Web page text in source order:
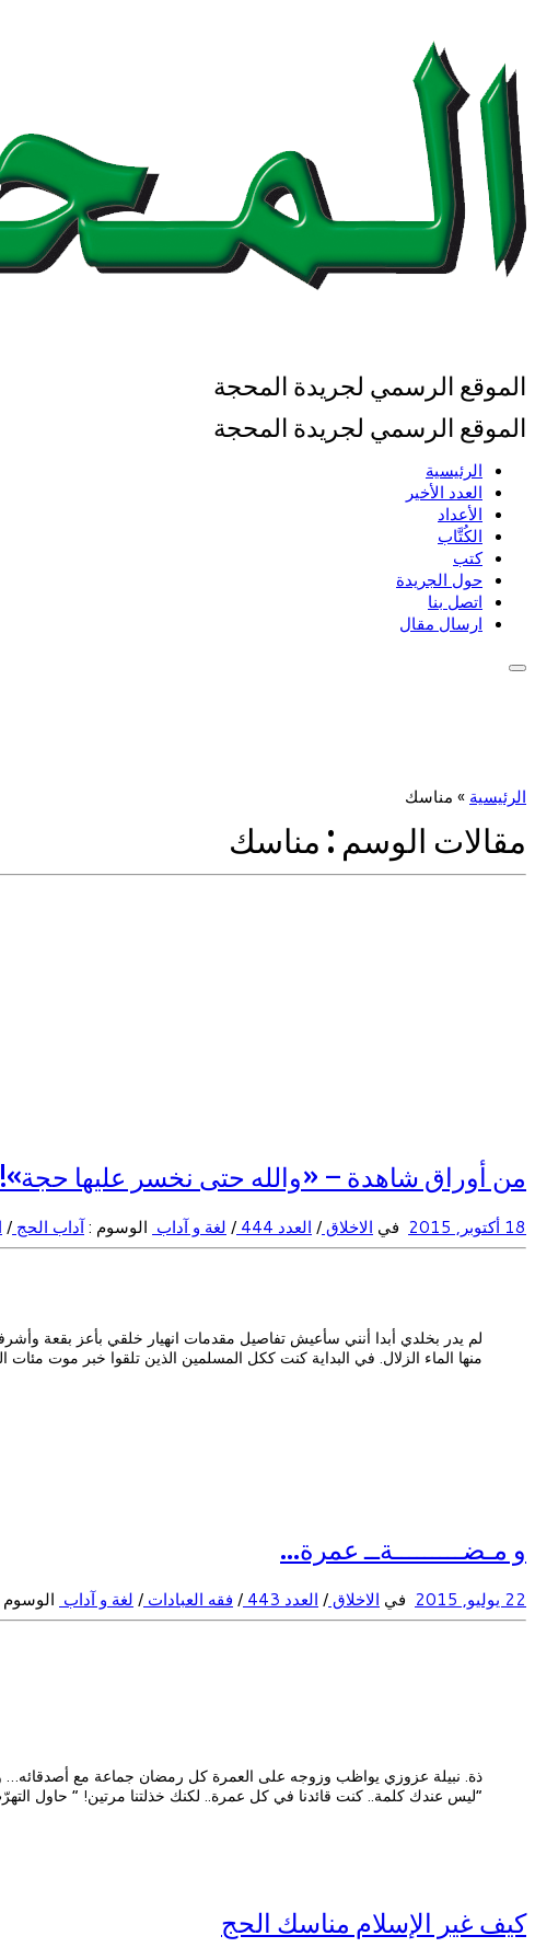
الموقع الرسمي لجريدة المحجة
الموقع الرسمي لجريدة المحجة
الرئيسية
العدد الأخير
الأعداد
الكُتَّاب
كتب
حول الجريدة
اتصل بنا
ارسال مقال
الرئيسية » مناسك
مقالات الوسم : مناسك
لم يدر بخلدي أبدا أنني سأعيش تفاصيل مقدمات انهيار خلقي بأعز بقعة
منها الماء الزلال. في البداية كنت ككل المسلمين الذين تلقوا خبر موت
من أوراق شاهدة – «والله حتى نخسر عليها
18 أكتوبر, 2015 في الاخلاق/ العدد 444 / لغة و آداب الوسوم :آداب الحج /
ذة. نبيلة عزوزي يواظب وزوجه على العمرة كل رمضان جماعة مع أصدقائه…
“ليس عندك كلمة.. كنت قائدنا في كل عمرة.. لكنك خذلتنا مرتين! ” حاول
و مـضـــــــــةــ عمرة…
22 يوليو, 2015 في الاخلاق/ العدد 443 / فقه العبادات / لغة و آداب الوسوم
كيف غير الإسلام مناسك الحج